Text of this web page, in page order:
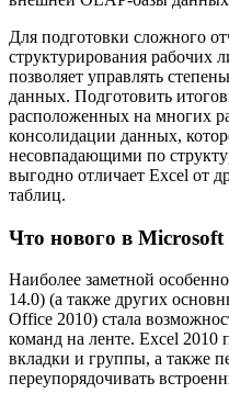
Для подготовки сложного
структурирования рабочих
позволяет управлять
данных. Подготовить
расположенных на многих
консолидации данных,
несовпадающими по
выгодно отличает Excel от
таблиц.
Что нового в Microsoft
Наиболее заметной
14.0) (а также других
Office 2010) стала
команд на ленте. Excel 2010
вкладки и группы, а также
переупорядочивать